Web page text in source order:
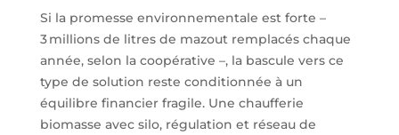
Si la promesse environnementale est forte –
3 millions de litres de mazout remplacés chaque
année, selon la coopérative –, la bascule vers ce
type de solution reste conditionnée à un
équilibre financier fragile. Une chaufferie
biomasse avec silo, régulation et réseau de